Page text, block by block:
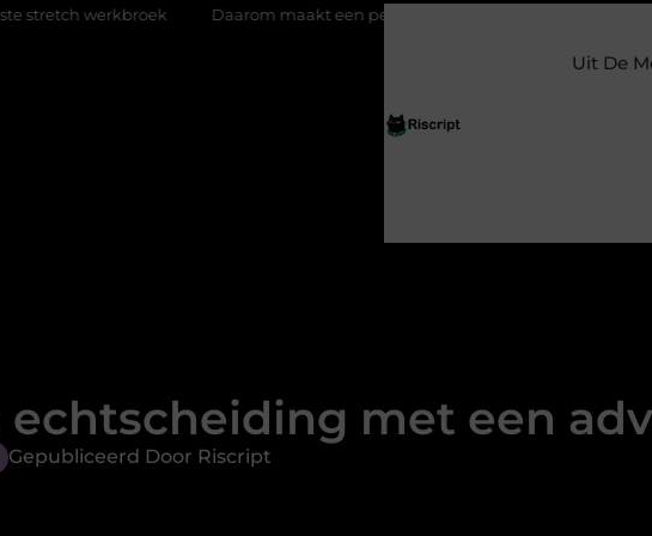
Daarom maakt een persoonlijke kaart ieder moment bijzonder
Uit De
echtscheiding met een
Gepubliceerd Door Riscript